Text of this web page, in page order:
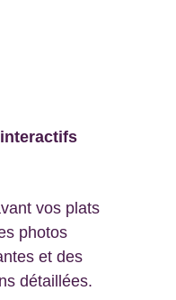
vos plats
photos
et des
détaillées.